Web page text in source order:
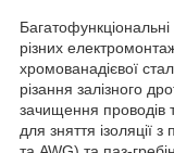
різних
хромованадієвої
різання залізного
зачищення проводів
для зняття ізоляції